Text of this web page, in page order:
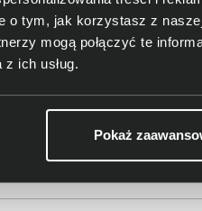
o tym, jak korzystasz z
mogą połączyć te
ich usług.
Pokaż
Producent
Seria produktu